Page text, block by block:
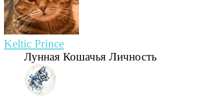
Keltic Prince
Лунная Кошачья Личность